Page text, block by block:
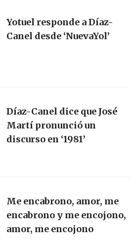
Yotuel responde a Díaz-
Canel desde ‘NuevaYol’
Díaz-Canel dice que José
Martí pronunció un
discurso en ‘1981’
Me encabrono, amor, me
encabrono y me encojono,
amor, me encojono